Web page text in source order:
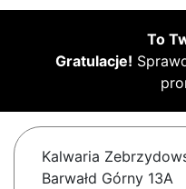
To
Gratulacje!
Kalwaria
Barwałd Górny 13A